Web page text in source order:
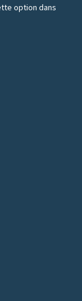
option dans